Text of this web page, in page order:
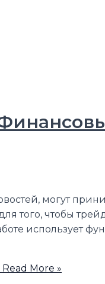
могут
того, чтобы
использует
Read More »